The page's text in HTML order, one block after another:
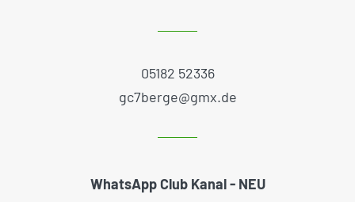
05182 52336
gc7berge@gmx.de
WhatsApp Club Kanal - NEU